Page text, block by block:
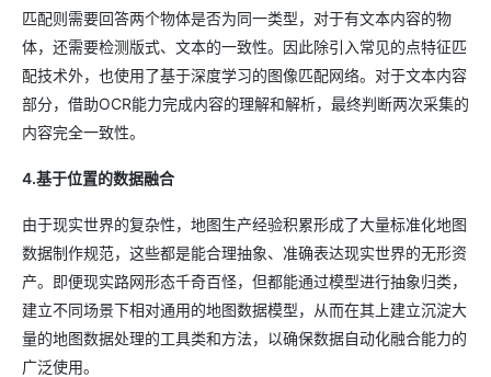
匹配则需要回答两个物体是否为同一类型，对于有文本内容的物
体，还需要检测版式、文本的一致性。因此除引入常见的点特征匹
配技术外，也使用了基于深度学习的图像匹配网络。对于文本内容
部分，借助OCR能力完成内容的理解和解析，最终判断两次采集的
内容完全一致性。
4.基于位置的数据融合
由于现实世界的复杂性，地图生产经验积累形成了大量标准化地图
数据制作规范，这些都是能合理抽象、准确表达现实世界的无形资
产。即便现实路网形态千奇百怪，但都能通过模型进行抽象归类，
建立不同场景下相对通用的地图数据模型，从而在其上建立沉淀大
量的地图数据处理的工具类和方法，以确保数据自动化融合能力的
广泛使用。